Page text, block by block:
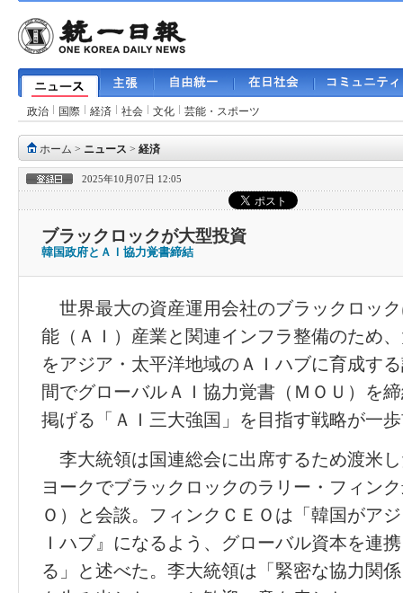
政治 国際 経済 社会 文化 芸能・スポーツ
ホーム > ニュース > 経済
2025年10月07日 12:05
ブラックロックが大型投資
韓国政府とＡＩ協力覚書締結
世界最大の資産運用会社のブラックロッ
能（ＡＩ）産業と関連インフラ整備のため
をアジア・太平洋地域のＡＩハブに育成す
間でグローバルＡＩ協力覚書（ＭＯＵ）を
掲げる「ＡＩ三大強国」を目指す戦略が一
李大統領は国連総会に出席するため渡米
ヨークでブラックロックのラリー・フィン
Ｏ）と会談。フィンクＣＥＯは「韓国がア
Ｉハブ』になるよう、グローバル資本を連
る」と述べた。李大統領は「緊密な協力関